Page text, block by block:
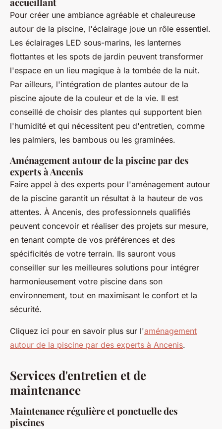
Pour créer une ambiance agréable et chaleureuse
autour de la piscine, l'éclairage joue un rôle essentiel.
Les éclairages LED sous-marins, les lanternes
flottantes et les spots de jardin peuvent transformer
l'espace en un lieu magique à la tombée de la nuit.
Par ailleurs, l'intégration de plantes autour de la
piscine ajoute de la couleur et de la vie. Il est
conseillé de choisir des plantes qui supportent bien
l'humidité et qui nécessitent peu d'entretien, comme
les palmiers, les bambous ou les graminées.
Aménagement autour de la piscine par des
experts à Ancenis
Faire appel à des experts pour l'aménagement autour
de la piscine garantit un résultat à la hauteur de vos
attentes. À Ancenis, des professionnels qualifiés
peuvent concevoir et réaliser des projets sur mesure,
en tenant compte de vos préférences et des
spécificités de votre terrain. Ils sauront vous
conseiller sur les meilleures solutions pour intégrer
harmonieusement votre piscine dans son
environnement, tout en maximisant le confort et la
sécurité.
Cliquez ici pour en savoir plus sur l'aménagement
autour de la piscine par des experts à Ancenis.
Services d'entretien et de
maintenance
Maintenance régulière et ponctuelle des
piscines